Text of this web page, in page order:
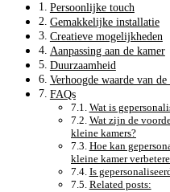
Persoonlijke touch
Gemakkelijke installatie
Creatieve mogelijkheden
Aanpassing aan de kamer
Duurzaamheid
Verhoogde waarde van
FAQs
Wat is
Wat zijn de
kleine kamers?
Hoe kan
kleine kamer
Is
Related posts: